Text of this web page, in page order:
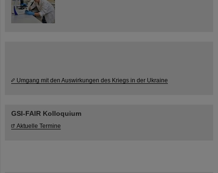
Umgang mit den Auswirkungen des Kriegs in der Ukraine
GSI-FAIR Kolloquium
Aktuelle Termine